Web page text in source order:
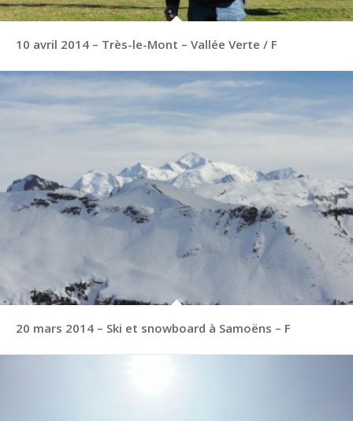
10 avril 2014 – Très-le-Mont – Vallée Verte / F
20 mars 2014 – Ski et snowboard à Samoëns – F